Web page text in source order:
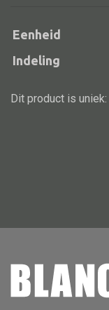
Bank hout
Bank IJzer
Tafellamp
Vloerlamp
aantal
Eenheid
Indeling
Dit product is